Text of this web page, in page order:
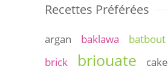
Recettes Préférées
argan baklawa batbout
brick
briouate
cake